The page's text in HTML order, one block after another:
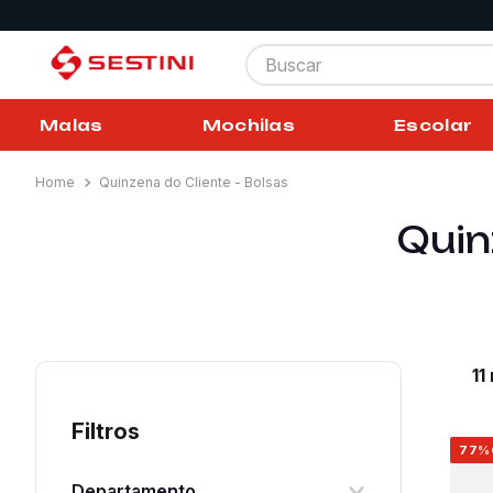
Buscar
Malas Mochilas Escolar
Quinzena do Cliente - Bolsas
Filtros
11
77%